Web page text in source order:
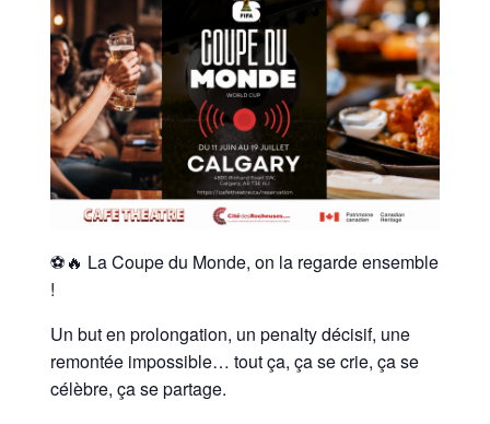
⚽🔥 La Coupe du Monde, on la regarde ensemble
!
Un but en prolongation, un penalty décisif, une
remontée impossible… tout ça, ça se crie, ça se
célèbre, ça se partage.